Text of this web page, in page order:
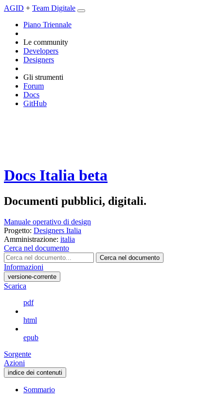
AGID + Team Digitale
Piano Triennale
Le community
Developers
Designers
Gli strumenti
Forum
Docs
GitHub
Docs Italia beta
Documenti pubblici, digitali.
Manuale operativo di design
Progetto: Designers Italia
Amministrazione: italia
Cerca nel documento
Cerca nel documento
Informazioni
versione-corrente
Scarica
pdf
html
epub
Sorgente
Azioni
indice dei contenuti
Sommario